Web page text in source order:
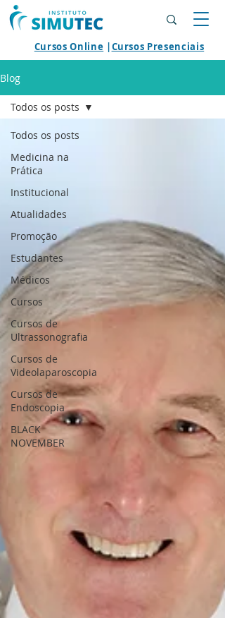
Cursos Online |Cursos Presenciais
Blog
Todos os posts
Medicina na
Prática
Institucional
Atualidades
Promoção
Estudantes
Médicos
Cursos
Cursos de
Ultrassonografia
Cursos de
Videolaparoscopia
Cursos de
Endoscopia
BLACK
NOVEMBER
Todos os posts